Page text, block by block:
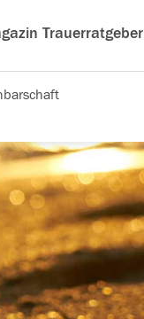
Trauerratgeber